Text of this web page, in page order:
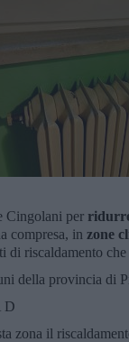
Cingolani per
compresa, in zone
di riscaldamento che
della provincia di
D
zona il